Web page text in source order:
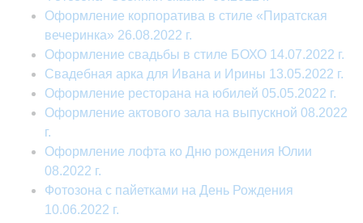
Оформление корпоратива в стиле «Пиратская
вечеринка» 26.08.2022 г.
Оформление свадьбы в стиле БОХО 14.07.2022 г.
Свадебная арка для Ивана и Ирины 13.05.2022 г.
Оформление ресторана на юбилей 05.05.2022 г.
Оформление актового зала на выпускной 08.2022
г.
Оформление лофта ко Дню рождения Юлии
08.2022 г.
Фотозона с пайетками на День Рождения
10.06.2022 г.